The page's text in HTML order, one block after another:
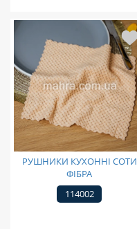
РУШНИКИ КУХОННІ СОТИ
ФІБРА
114002